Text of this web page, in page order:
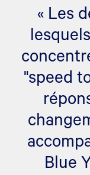
« Les
"speed
Blue